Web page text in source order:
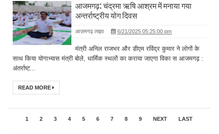
आजमगढ़: चंद्रमा ऋषि आश्रम में मनाया गया
अन्तर्राष्ट्रीय योग दिवस
आज़मगढ़ लाइव 6/21/2025 05:25:00 pm
मंत्री अनिल राजभर और डीएम रविंद्र कुमार ने लोगों के
साथ किया योगाभ्यास मंत्री बोले, धार्मिक स्थलों का कराया जाएगा विका स आजमगढ़ :
अंतर्राष्ट...
READ MORE
1 2 3 4 5 6 7 8 9 NEXT LAST